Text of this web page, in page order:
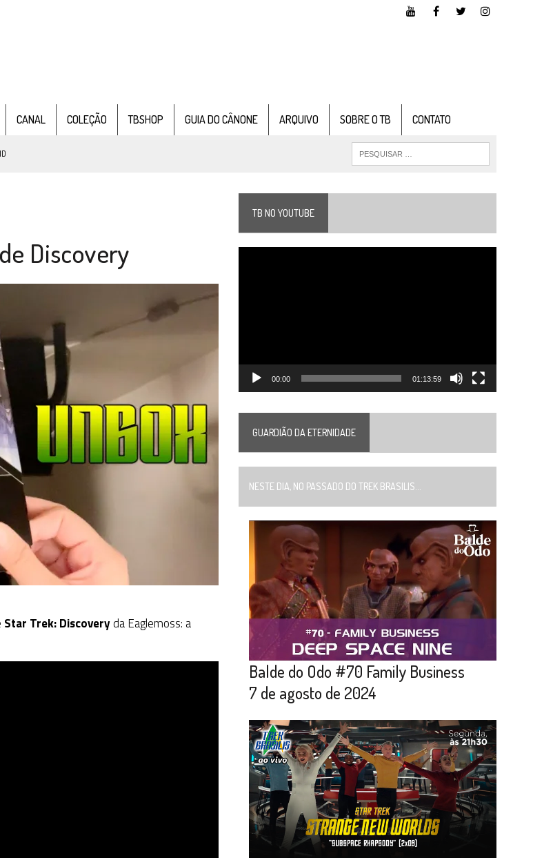
CANAL COLEÇÃO TBSHOP GUIA DO CÂNONE ARQUIVO SOBRE O TB CONTATO
NEW WORDS
HORAS APÓS ESTREIA
(4×02)
EM PRÉ-VENDA!
TREK , CHEGA EM 8 DE SETEMBRO
Discovery
Star Trek: Discoveryda Eaglemoss: a
TB NO YOUTUBE
00:00 01:13:59
GUARDIÃO DA ETERNIDADE
NESTE DIA, NO PASSADO DO TREK BRASILIS...
Balde do Odo #70 Family Business
7 de agosto de 2024